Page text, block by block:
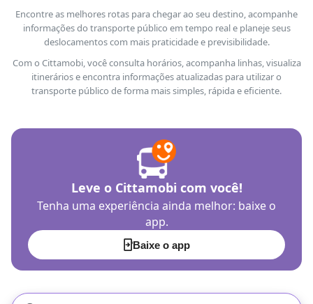
Encontre as melhores rotas para chegar ao seu destino, acompanhe
informações do transporte público em tempo real e planeje seus
deslocamentos com mais praticidade e previsibilidade.
Com o Cittamobi, você consulta horários, acompanha linhas, visualiza
itinerários e encontra informações atualizadas para utilizar o
transporte público de forma mais simples, rápida e eficiente.
Leve o Cittamobi com você!
Tenha uma experiência ainda melhor: baixe o
app.
Baixe o app